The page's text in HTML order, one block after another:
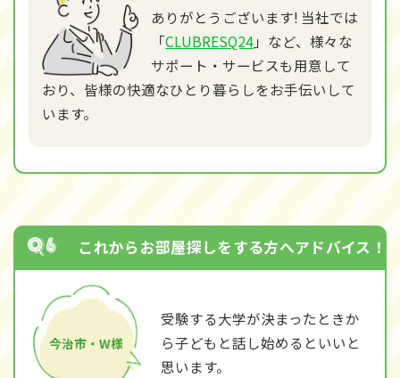
ありがとうございます! 当社では
「CLUBRESQ24」など、様々な
サポート・サービスも用意して
おり、皆様の快適なひとり暮らしをお手伝いして
います。
これからお部屋探しをする方へアドバイス！
今治市・W様
受験する大学が決まったときか
ら子どもと話し始めるといいと
思います。